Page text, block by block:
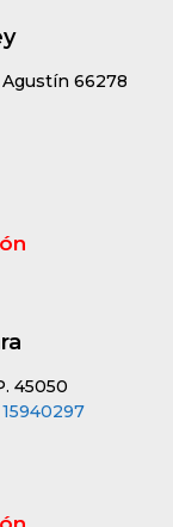
Agustín 66278
45050
15940297